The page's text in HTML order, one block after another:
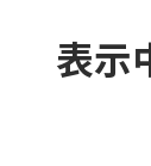
表示